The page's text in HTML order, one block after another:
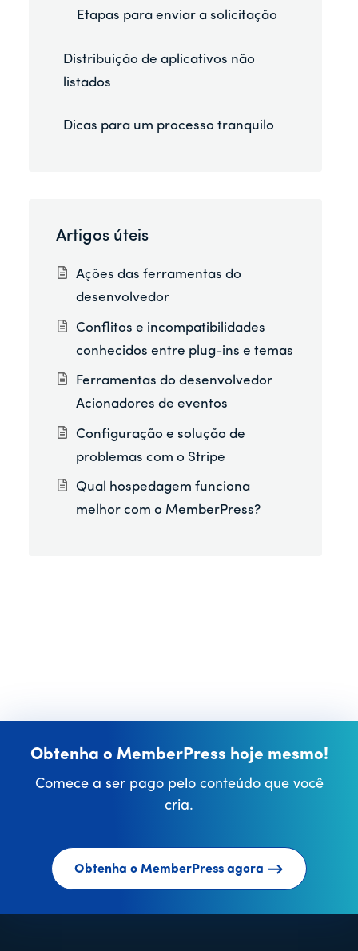
Etapas para enviar a solicitação
Distribuição de aplicativos não
listados
Dicas para um processo tranquilo
Artigos úteis
Ações das ferramentas do
desenvolvedor
Conflitos e incompatibilidades
conhecidos entre plug-ins e temas
Ferramentas do desenvolvedor
Acionadores de eventos
Configuração e solução de
problemas com o Stripe
Qual hospedagem funciona
melhor com o MemberPress?
Obtenha o MemberPress hoje mesmo!
Comece a ser pago pelo conteúdo que você
cria.
Obtenha o MemberPress agora